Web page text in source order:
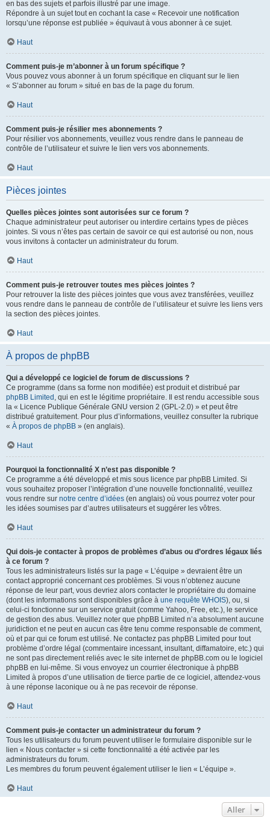
en bas des sujets et parfois illustré par une image.
Répondre à un sujet tout en cochant la case « Recevoir une notification
lorsqu’une réponse est publiée » équivaut à vous abonner à ce sujet.
Haut
Comment puis-je m’abonner à un forum spécifique ?
Vous pouvez vous abonner à un forum spécifique en cliquant sur le lien
« S’abonner au forum » situé en bas de la page du forum.
Haut
Comment puis-je résilier mes abonnements ?
Pour résilier vos abonnements, veuillez vous rendre dans le panneau de
contrôle de l’utilisateur et suivre le lien vers vos abonnements.
Haut
Pièces jointes
Quelles pièces jointes sont autorisées sur ce forum ?
Chaque administrateur peut autoriser ou interdire certains types de pièces
jointes. Si vous n’êtes pas certain de savoir ce qui est autorisé ou non, nous
vous invitons à contacter un administrateur du forum.
Haut
Comment puis-je retrouver toutes mes pièces jointes ?
Pour retrouver la liste des pièces jointes que vous avez transférées, veuillez
vous rendre dans le panneau de contrôle de l’utilisateur et suivre les liens vers
la section des pièces jointes.
Haut
À propos de phpBB
Qui a développé ce logiciel de forum de discussions ?
Ce programme (dans sa forme non modifiée) est produit et distribué par
phpBB Limited , qui en est le légitime propriétaire. Il est rendu accessible sous
la « Licence Publique Générale GNU version 2 (GPL-2.0) » et peut être
distribué gratuitement. Pour plus d’informations, veuillez consulter la rubrique
« À propos de phpBB » (en anglais).
Haut
Pourquoi la fonctionnalité X n’est pas disponible ?
Ce programme a été développé et mis sous licence par phpBB Limited. Si
vous souhaitez proposer l’intégration d’une nouvelle fonctionnalité, veuillez
vous rendre sur notre centre d’idées (en anglais) où vous pourrez voter pour
les idées soumises par d’autres utilisateurs et suggérer les vôtres.
Haut
Qui dois-je contacter à propos de problèmes d’abus ou d’ordres légaux liés
à ce forum ?
Tous les administrateurs listés sur la page « L’équipe » devraient être un
contact approprié concernant ces problèmes. Si vous n’obtenez aucune
réponse de leur part, vous devriez alors contacter le propriétaire du domaine
(dont les informations sont disponibles grâce à une requête WHOIS), ou, si
celui-ci fonctionne sur un service gratuit (comme Yahoo, Free, etc.), le service
de gestion des abus. Veuillez noter que phpBB Limited n’a absolument aucune
juridiction et ne peut en aucun cas être tenu comme responsable de comment,
où et par qui ce forum est utilisé. Ne contactez pas phpBB Limited pour tout
problème d’ordre légal (commentaire incessant, insultant, diffamatoire, etc.) qui
ne sont pas directement reliés avec le site internet de phpBB.com ou le logiciel
phpBB en lui-même. Si vous envoyez un courrier électronique à phpBB
Limited à propos d’une utilisation de tierce partie de ce logiciel, attendez-vous
à une réponse laconique ou à ne pas recevoir de réponse.
Haut
Comment puis-je contacter un administrateur du forum ?
Tous les utilisateurs du forum peuvent utiliser le formulaire disponible sur le
lien « Nous contacter » si cette fonctionnalité a été activée par les
administrateurs du forum.
Les membres du forum peuvent également utiliser le lien « L’équipe ».
Haut
Aller